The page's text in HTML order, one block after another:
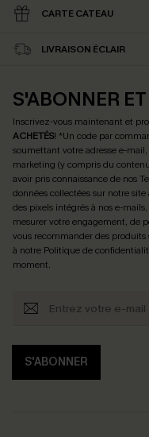
CARTE CATEAU
LIVRAISON ÉCLAIR
S'ABONNER
Inscrivez-vous maintenant et
ACHETÉS! *Un code par
soumettant votre adresse e-
marketing (y compris du
avoir pris connaissance de nos
données collectées sur notre
des pixels intégrés à nos e-
mesurer votre engagement, de
vous recommander des
à notre Politique de
moment.
S'ABONNER